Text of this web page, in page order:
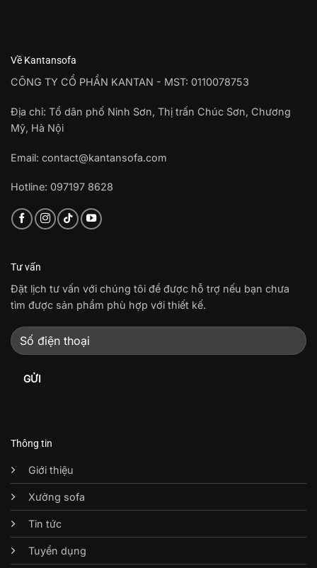
Về Kantansofa
CÔNG TY CỔ PHẦN KANTAN - MST: 0110078753
Địa chỉ: Tổ dân phố Ninh Sơn, Thị trấn Chúc Sơn, Chương
Mỹ, Hà Nội
Email: contact@kantansofa.com
Hotline: 097197 8628
Thông tin
Giới thiệu
Xưởng sofa
Tin tức
Tuyển dụng
Tư vấn
Đặt lịch tư vấn với chúng tôi để được hỗ trợ nếu bạn chưa
tìm được sản phẩm phù hợp với thiết kế.